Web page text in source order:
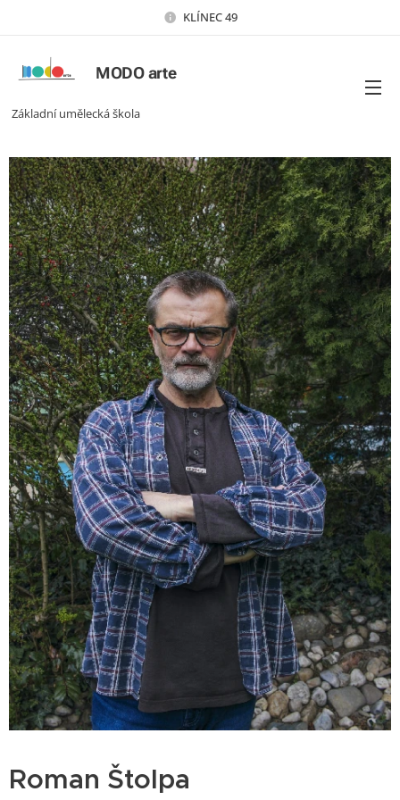
KLÍNEC 49
MODO arte
Základní umělecká škola
Roman Štolpa